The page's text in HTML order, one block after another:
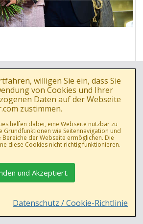
Föttinger
willigen Sie ein, dass Sie
von Cookies und Ihrer
Daten auf der Webseite
zustimmen.
helfen dabei, eine Webseite nutzbar zu
Grundfunktionen wie Seitennavigation und
Bereiche der Webseite ermöglichen. Die
diese Cookies nicht richtig funktionieren.
und Akzeptiert.
Datenschutz / Cookie-Richtlinie